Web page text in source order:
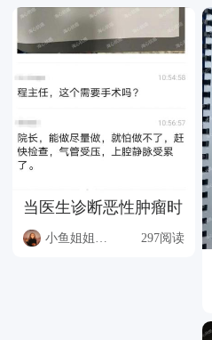
当医生诊断恶性肿瘤时
297阅读